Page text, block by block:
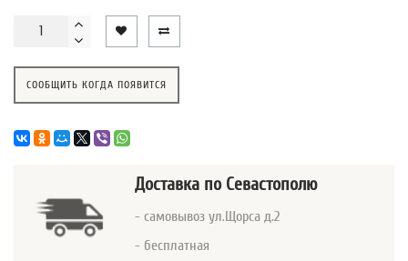
СООБЩИТЬ КОГДА ПОЯВИТСЯ
Доставка по Севастополю
- самовывоз ул.Щорса д.2
- бесплатная